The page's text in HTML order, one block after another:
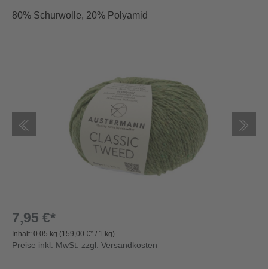
80% Schurwolle, 20% Polyamid
7,95 €*
Inhalt: 0.05 kg (159,00 €* / 1 kg)
Preise inkl. MwSt. zzgl. Versandkosten